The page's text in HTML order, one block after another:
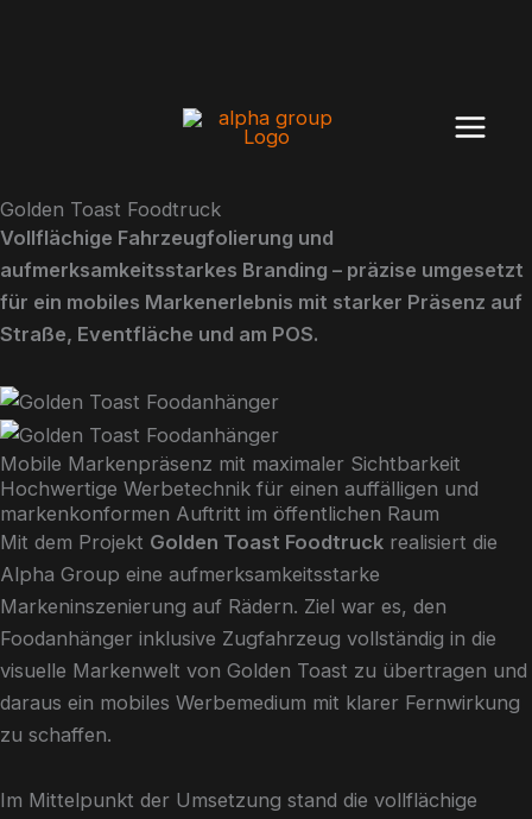
Golden Toast Foodtruck
Vollflächige Fahrzeugfolierung und
aufmerksamkeitsstarkes Branding – präzise umgesetzt
für ein mobiles Markenerlebnis mit starker Präsenz auf
Straße, Eventfläche und am POS.
Mobile Markenpräsenz mit maximaler Sichtbarkeit
Hochwertige Werbetechnik für einen auffälligen und
markenkonformen Auftritt im öffentlichen Raum
Mit dem Projekt Golden Toast Foodtruck realisiert die
Alpha Group eine aufmerksamkeitsstarke
Markeninszenierung auf Rädern. Ziel war es, den
Foodanhänger inklusive Zugfahrzeug vollständig in die
visuelle Markenwelt von Golden Toast zu übertragen und
daraus ein mobiles Werbemedium mit klarer Fernwirkung
zu schaffen.
Im Mittelpunkt der Umsetzung stand die vollflächige